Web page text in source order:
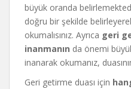
büyük oranda
doğru bir şekilde
okumalısınız. Ayrıca geri
inanmanın da önemi
inanarak okumanız,
Geri getirme duası için